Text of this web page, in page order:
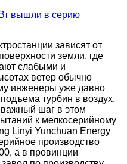
вышли в серию
зависят от
земли, где
слабыми и
ветер обычно
инженеры уже давно
турбин в воздух.
важный шаг в этом
к мелкосерийному
Linyi Yunchuan Energy
производство
а в провинции